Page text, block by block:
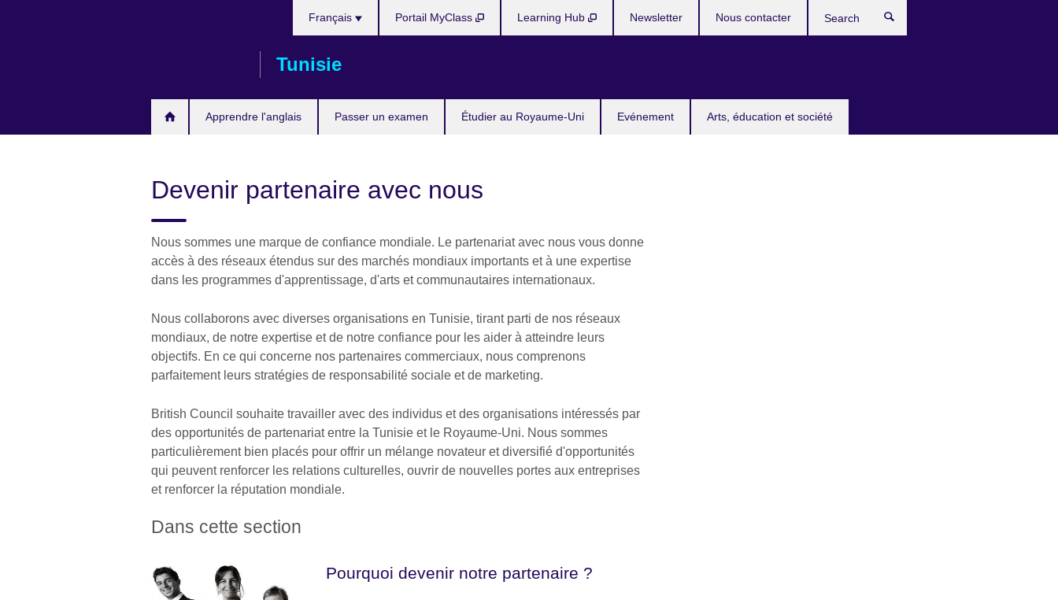
Tunisie
Apprendre l'anglais Passer un examen Étudier au Royaume-Uni Evénement Arts, éducation et société
Français Portail MyClass Learning Hub Newsletter Nous contacter
Devenir partenaire avec nous
Nous sommes une marque de confiance mondiale. Le partenariat avec nous vous donne
accès à des réseaux étendus sur des marchés mondiaux importants et à une expertise
dans les programmes d'apprentissage, d'arts et communautaires internationaux.
Nous collaborons avec diverses organisations en Tunisie, tirant parti de nos réseaux
mondiaux, de notre expertise et de notre confiance pour les aider à atteindre leurs
objectifs. En ce qui concerne nos partenaires commerciaux, nous comprenons
parfaitement leurs stratégies de responsabilité sociale et de marketing.
British Council souhaite travailler avec des individus et des organisations intéressés par
des opportunités de partenariat entre la Tunisie et le Royaume-Uni. Nous sommes
particulièrement bien placés pour offrir un mélange novateur et diversifié d'opportunités
qui peuvent renforcer les relations culturelles, ouvrir de nouvelles portes aux entreprises
et renforcer la réputation mondiale.
Dans cette section
Pourquoi devenir notre partenaire ?